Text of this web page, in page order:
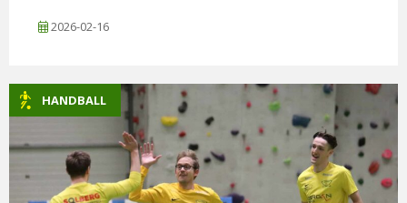
2026-02-16
HANDBALL